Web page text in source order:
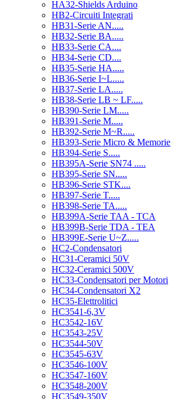
HA32-Shields Arduino
HB2-Circuiti Integrati
HB31-Serie AN.....
HB32-Serie BA.....
HB33-Serie CA....
HB34-Serie CD....
HB35-Serie HA.....
HB36-Serie I~L.....
HB37-Serie LA.....
HB38-Serie LB ~ LF.....
HB390-Serie LM.....
HB391-Serie M.....
HB392-Serie M~R.....
HB393-Serie Micro & Memorie
HB394-Serie S.....
HB395A-Serie SN74 .....
HB395-Serie SN.....
HB396-Serie STK....
HB397-Serie T.....
HB398-Serie TA.....
HB399A-Serie TAA - TCA
HB399B-Serie TDA - TEA
HB399E-Serie U~Z.....
HC2-Condensatori
HC31-Ceramici 50V
HC32-Ceramici 500V
HC33-Condensatori per Motori
HC34-Condensatori X2
HC35-Elettrolitici
HC3541-6,3V
HC3542-16V
HC3543-25V
HC3544-50V
HC3545-63V
HC3546-100V
HC3547-160V
HC3548-200V
HC3549-350V